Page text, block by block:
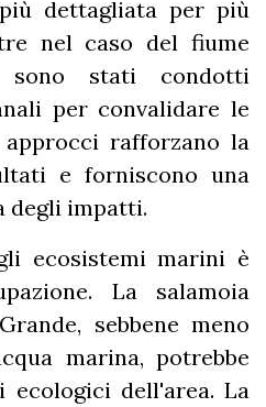
dettagliata per più
nel caso del fiume
stati condotti
per convalidare le
rafforzano la
e forniscono una
degli impatti.
ecosistemi marini è
La salamoia
sebbene meno
marina, potrebbe
dell'area. La